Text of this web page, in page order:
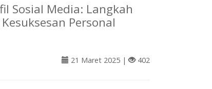
Sosial Media: Langkah
Personal
21 Maret 2025 | 402